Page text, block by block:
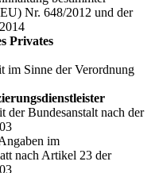
Nr. 648/2012 und der
Privates
im Sinne der Verordnung
der Bundesanstalt nach der
im
nach Artikel 23 der